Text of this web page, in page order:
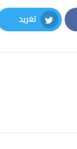
تغريد
Twitter